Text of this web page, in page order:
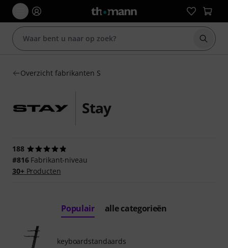
Zoek
Overzicht fabrikanten S
Stay
188
#816Fabrikant-niveau
30+Producten
Populair alle categorieën
keyboardstandaards